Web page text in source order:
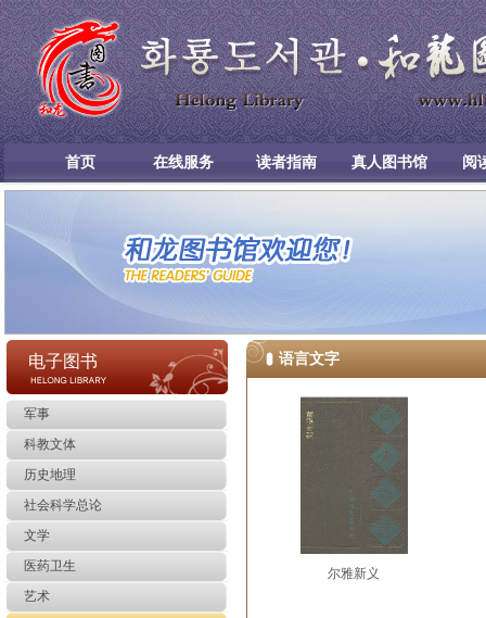
首页 在线服务 读者指南 真人图书馆 阅
电子图书
军事
科教文体
历史地理
社会科学总论
文学
医药卫生
艺术
语言文字
尔雅新义